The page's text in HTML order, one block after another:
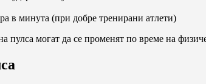
в минута (при добре тренирани атлети)
пулса могат да се променят по време на